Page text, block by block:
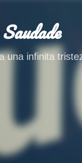
Ir al
una infinita